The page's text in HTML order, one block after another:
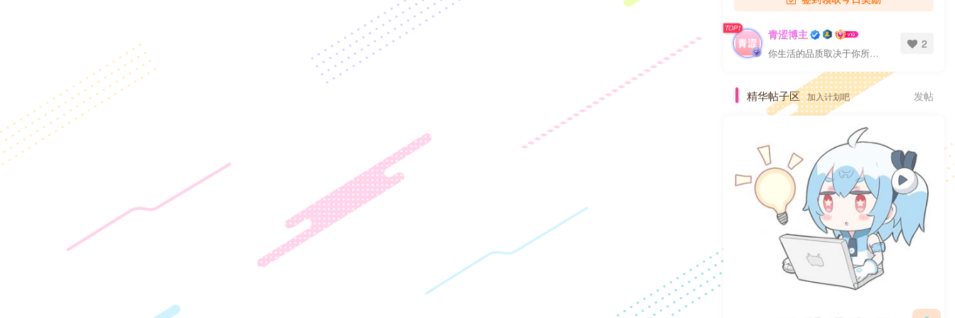
TOP1 青涩博主
你生活的品质取决于你所提出的问题
2
精华帖子区 加入计划吧 发帖